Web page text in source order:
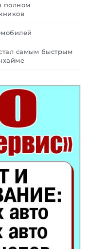
полном
самым быстрым